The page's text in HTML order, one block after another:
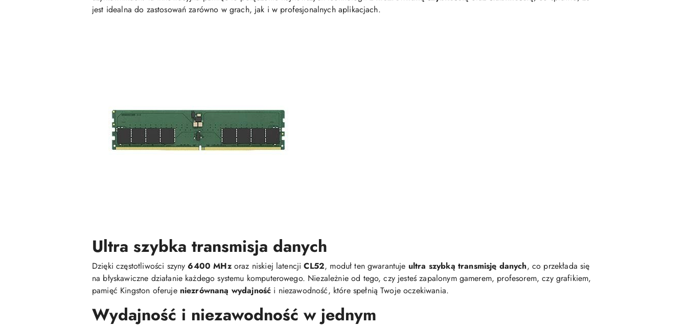
jest idealna do zastosowań zarówno w grach, jak i w profesjonalnych aplikacjach.
Ultra szybka transmisja danych
Dzięki częstotliwości szyny6400 MHzoraz niskiej latencjiCL52, moduł ten gwarantuje ultra szybką transmisję danych, co przekłada się
na błyskawiczne działanie każdego systemu komputerowego. Niezależnie od tego, czy jesteś zapalonym gamerem, profesorem, czy grafikiem,
pamięć Kingston oferuje niezrównaną wydajność i niezawodność, które spełnią Twoje oczekiwania.
Wydajność i niezawodność w jednym